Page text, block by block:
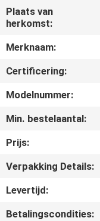
OVER
ONS
ONS
Plaats van
herkomst:
Merknaam:
Certificering:
Modelnummer:
Min. bestelaantal:
Prijs:
Verpakking Details:
Levertijd:
Betalingscondities: